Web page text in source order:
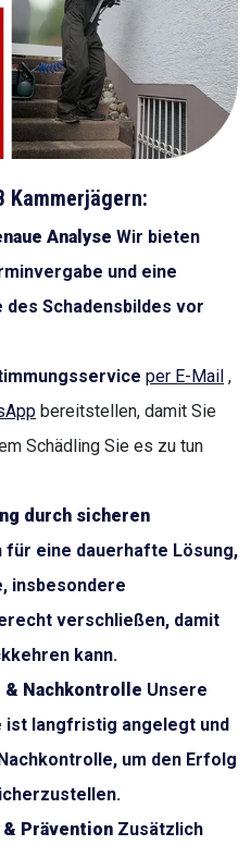
Kammerjägern:
Analyse Wir bieten
und eine
Schadensbildes vor
per E-Mail ,
bereitstellen, damit Sie
Schädling Sie es zu tun
durch sicheren
für eine dauerhafte Lösung,
insbesondere
verschließen, damit
kann.
Nachkontrolle Unsere
langfristig angelegt und
um den Erfolg
Prävention Zusätzlich